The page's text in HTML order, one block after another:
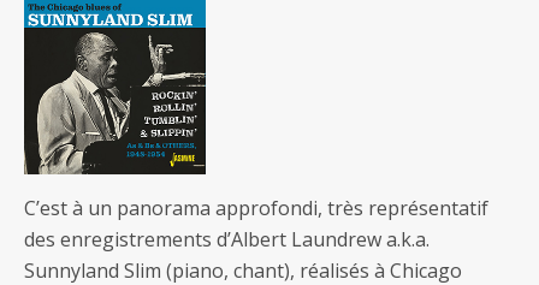
C’est à un panorama approfondi, très représentatif
des enregistrements d’Albert Laundrew a.k.a.
Sunnyland Slim (piano, chant), réalisés à Chicago